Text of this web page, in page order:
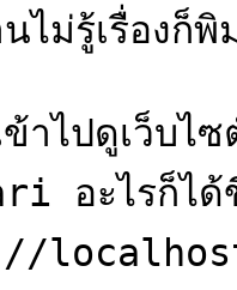
ม่รู้เรื่องก็พิ
ข้าไปดูเว็
ะไรก็ได้ขึ้